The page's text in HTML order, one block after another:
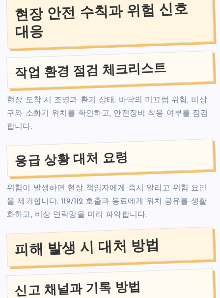
현장 안전 수칙과 위험 신호
대응
작업 환경 점검 체크리스트
현장 도착 시 조명과 환기 상태, 바닥의 미끄럼 위험, 비상
구와 소화기 위치를 확인하고, 안전장비 착용 여부를 점검
합니다.
응급 상황 대처 요령
위험이 발생하면 현장 책임자에게 즉시 알리고 위험 요인
을 제거합니다. 119/112 호출과 동료에게 위치 공유를 생활
화하고, 비상 연락망을 미리 파악합니다.
피해 발생 시 대처 방법
신고 채널과 기록 방법